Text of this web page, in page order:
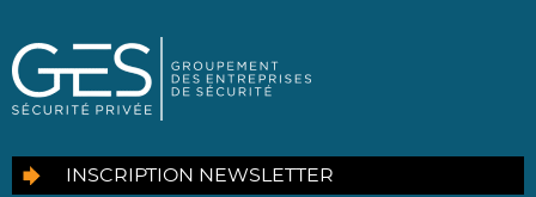
INSCRIPTION NEWSLETTER